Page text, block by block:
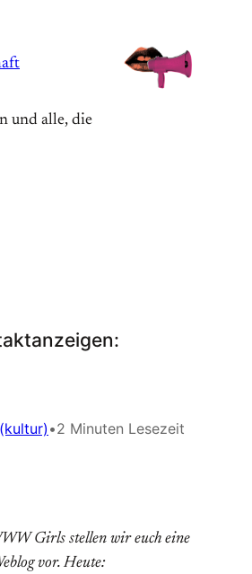
und alle, die
•2 Minuten Lesezeit
Girls stellen wir euch eine
vor. Heute: